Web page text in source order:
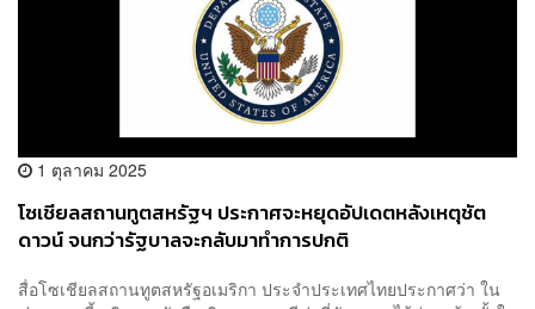
1 ตุลาคม 2025
โซเชียลสถานทูตสหรัฐฯ ประกาศจะหยุดอัปเดตหลังเหตุชัต
ดาวน์ จนกว่ารัฐบาลจะกลับมาทำการปกติ
สื่อโซเชียลสถานทูตสหรัฐอเมริกา ประจำประเทศไทยประกาศว่า ใน